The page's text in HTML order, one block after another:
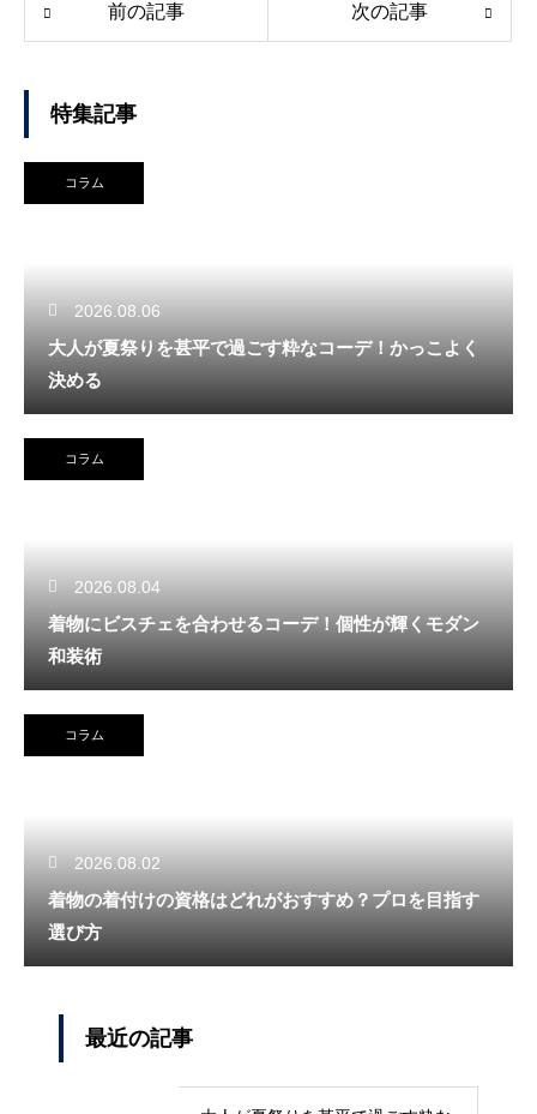
前の記事 次の記事
特集記事
コラム
2026.08.06
大人が夏祭りを甚平で過ごす粋なコーデ！かっこよく
決める
コラム
2026.08.04
着物にビスチェを合わせるコーデ！個性が輝くモダン
和装術
コラム
2026.08.02
着物の着付けの資格はどれがおすすめ？プロを目指す
選び方
最近の記事